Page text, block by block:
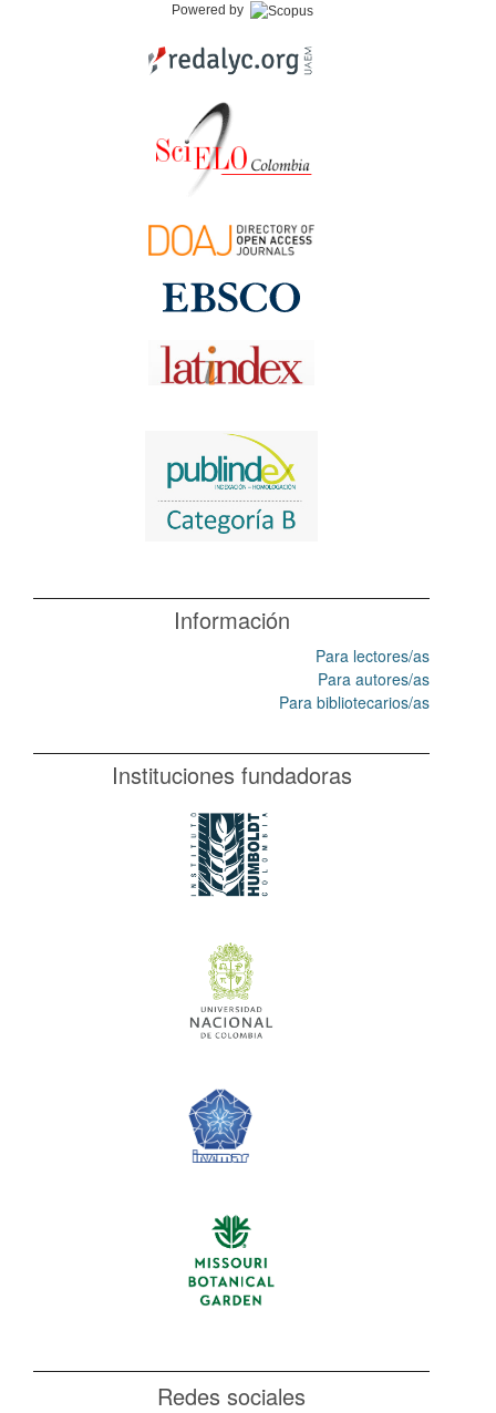
Powered by
Información
Para lectores/as
Para autores/as
Para bibliotecarios/as
Instituciones fundadoras
Redes sociales